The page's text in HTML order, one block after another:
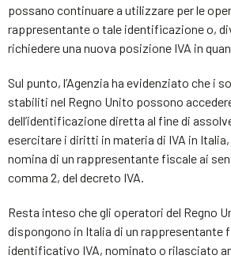
possano continuare a utilizzare per le
rappresentante o tale identificazione o,
richiedere una nuova posizione IVA in
Sul punto, l’Agenzia ha evidenziato che i
stabiliti nel Regno Unito possono
dell’identificazione diretta al fine di
esercitare i diritti in materia di IVA in
nomina di un rappresentante fiscale ai
comma 2, del decreto IVA.
Resta inteso che gli operatori del Regno
dispongono in Italia di un rappresentante
identificativo IVA, nominato o rilasciato